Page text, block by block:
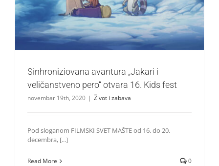
otvara 16. Kids fest
Život i zabava
Sinhroniziovana avantura „Jakari i
veličanstveno pero“ otvara 16. Kids fest
novembar 19th, 2020 | Život i zabava
Pod sloganom FILMSKI SVET MAŠTE od 16. do 20.
decembra, [...]
Read More 0